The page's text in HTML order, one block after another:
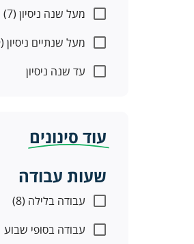
מעל שנה ניסיון (7)
מעל שנתיים ניסיון (19)
עד שנה ניסיון
עוד סינונים
שעות עבודה
עבודה בלילה (8)
עבודה בסופי שבוע